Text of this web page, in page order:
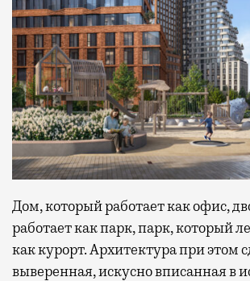
Дом, который работает как офис,
работает как парк, парк, который
как курорт. Архитектура при этом
выверенная, искусно вписанная в